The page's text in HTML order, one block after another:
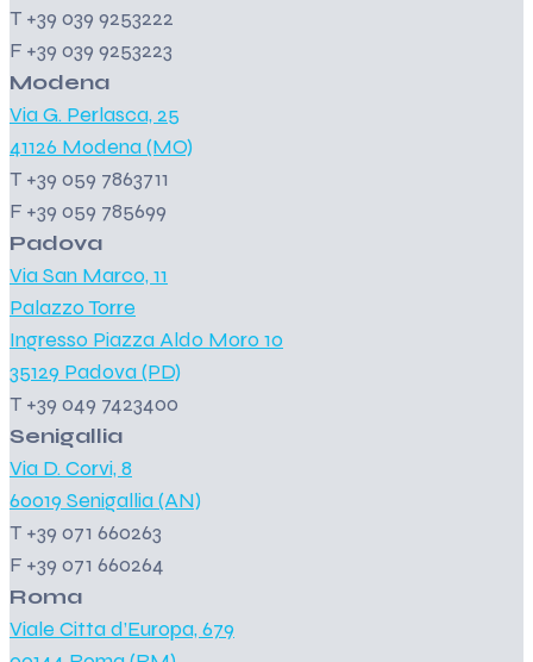
T +39 039 9253222
F +39 039 9253223
Modena
Via G. Perlasca, 25
41126 Modena (MO)
T +39 059 7863711
F +39 059 785699
Padova
Via San Marco, 11
Palazzo Torre
Ingresso Piazza Aldo Moro 10
35129 Padova (PD)
T +39 049 7423400
Senigallia
Via D. Corvi, 8
60019 Senigallia (AN)
T +39 071 660263
F +39 071 660264
Roma
Viale Citta d’Europa, 679